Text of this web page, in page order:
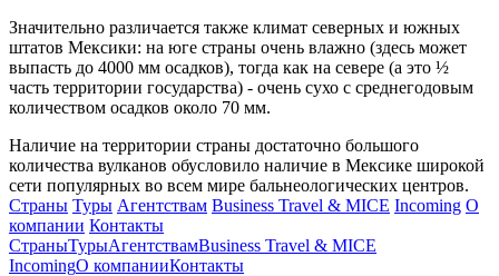
Значительно различается также климат северных и южных
штатов Мексики: на юге страны очень влажно (здесь может
выпасть до 4000 мм осадков), тогда как на севере (а это ½
часть территории государства) - очень сухо с среднегодовым
количеством осадков около 70 мм.
Наличие на территории страны достаточно большого
количества вулканов обусловило наличие в Мексике широкой
сети популярных во всем мире бальнеологических центров.
Страны Туры Агентствам Business Travel & MICE Incoming О
компании Контакты
СтраныТурыАгентствамBusiness Travel & MICE
IncomingО компанииКонтакты